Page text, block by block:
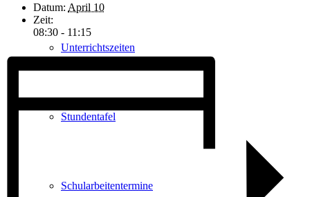
Unterrichtszeiten
Stundentafel
Schularbeitentermine
Datum: April 10
Zeit:
08:30 - 11:15